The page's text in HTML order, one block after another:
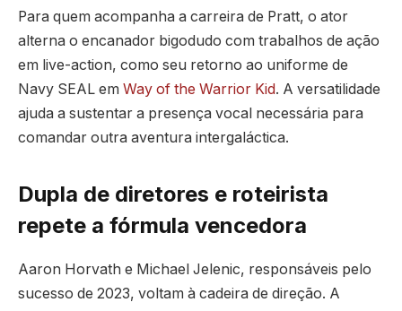
Para quem acompanha a carreira de Pratt, o ator
alterna o encanador bigodudo com trabalhos de ação
em live-action, como seu retorno ao uniforme de
Navy SEAL em Way of the Warrior Kid. A versatilidade
ajuda a sustentar a presença vocal necessária para
comandar outra aventura intergaláctica.
Dupla de diretores e roteirista
repete a fórmula vencedora
Aaron Horvath e Michael Jelenic, responsáveis pelo
sucesso de 2023, voltam à cadeira de direção. A